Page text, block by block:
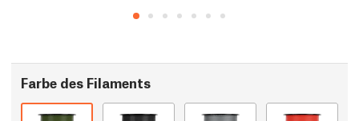
Farbe des Filaments